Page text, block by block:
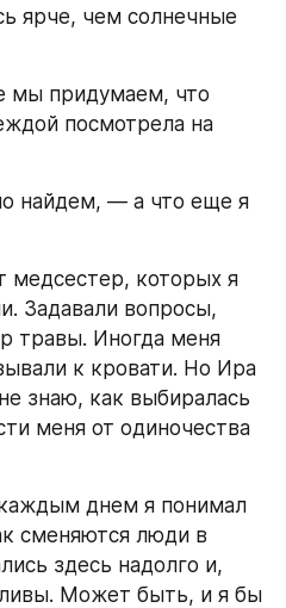
ярче, чем солнечные
придумаем, что
посмотрела на
найдем, — а что еще я
медсестер, которых я
Задавали вопросы,
травы. Иногда меня
к кровати. Но Ира
знаю, как выбиралась
меня от одиночества
днем я понимал
сменяются люди в
здесь надолго и,
Может быть, и я бы